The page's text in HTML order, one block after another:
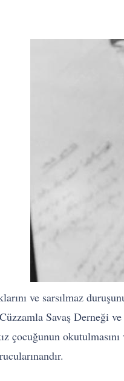
ve sarsılmaz
Savaş Derneği
çocuğunun